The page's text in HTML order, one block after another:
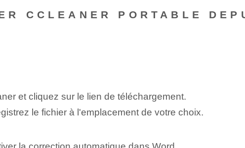
CCLEANER PORTABLE
et cliquez sur le lien de téléchargement.
le fichier à l'emplacement de votre choix.